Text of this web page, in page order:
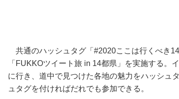
共通のハッシュタグ「#2020ここは行くべき
「FUKKOツイート旅 in 14都県」を実施する。
に行き、道中で見つけた各地の魅力をハッシュ
ュタグを付ければだれでも参加できる。